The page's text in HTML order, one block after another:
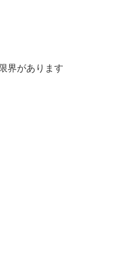
界があります